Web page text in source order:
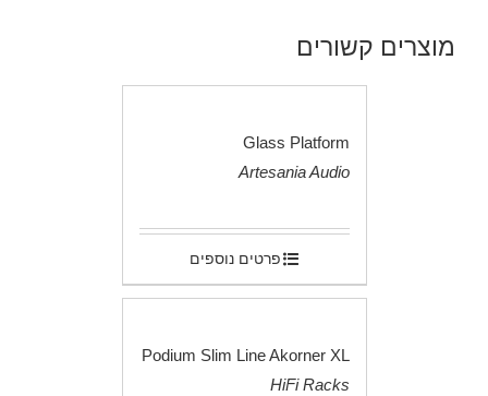
מוצרים קשורים
Glass Platform
Artesania Audio
פרטים נוספים
Podium Slim Line Akorner XL
HiFi Racks